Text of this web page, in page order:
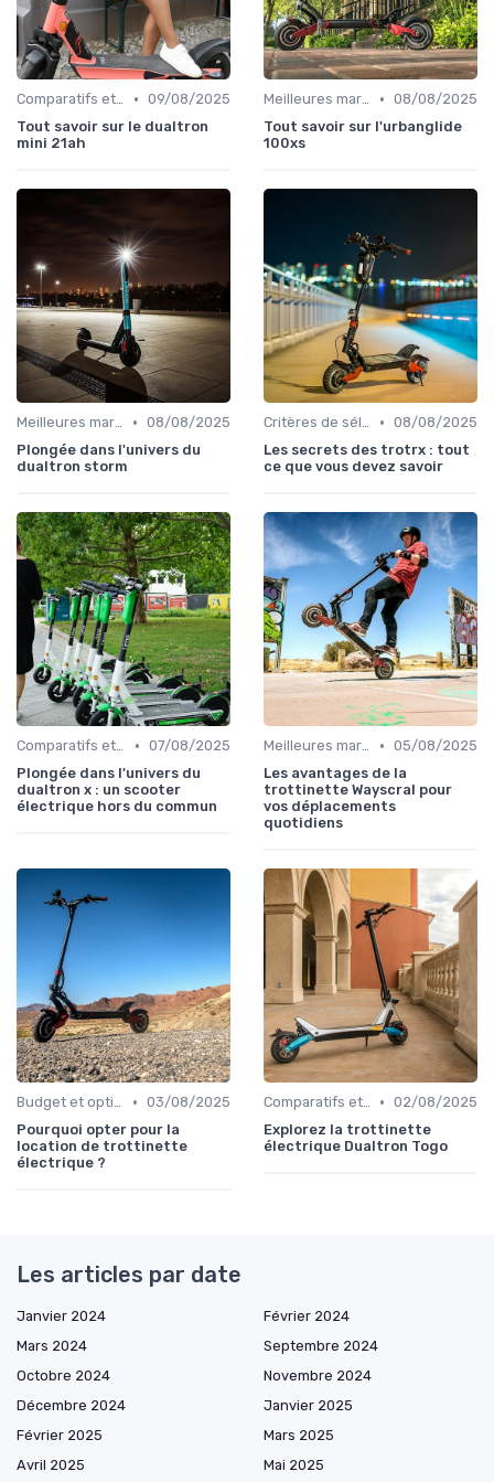
Comparatifs et tests de produits • 09/08/2025
Tout savoir sur le dualtron
mini 21ah
Meilleures marques et modèles • 08/08/2025
Tout savoir sur l'urbanglide
100xs
Meilleures marques et modèles • 08/08/2025
Plongée dans l'univers du
dualtron storm
Critères de sélection (autonomie, vitesse, poids) • 08/08/2025
Les secrets des trotrx : tout
ce que vous devez savoir
Comparatifs et tests de produits • 07/08/2025
Plongée dans l'univers du
dualtron x : un scooter
électrique hors du commun
Meilleures marques et modèles • 05/08/2025
Les avantages de la
trottinette Wayscral pour
vos déplacements
quotidiens
Budget et options de prix • 03/08/2025
Pourquoi opter pour la
location de trottinette
électrique ?
Comparatifs et tests de produits • 02/08/2025
Explorez la trottinette
électrique Dualtron Togo
Les articles par date
Janvier 2024
Février 2024
Mars 2024
Septembre 2024
Octobre 2024
Novembre 2024
Décembre 2024
Janvier 2025
Février 2025
Mars 2025
Avril 2025
Mai 2025